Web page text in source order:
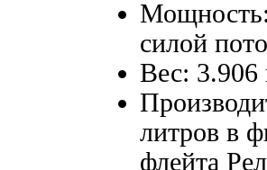
силой
Вес: 3.906
литров в
флейта